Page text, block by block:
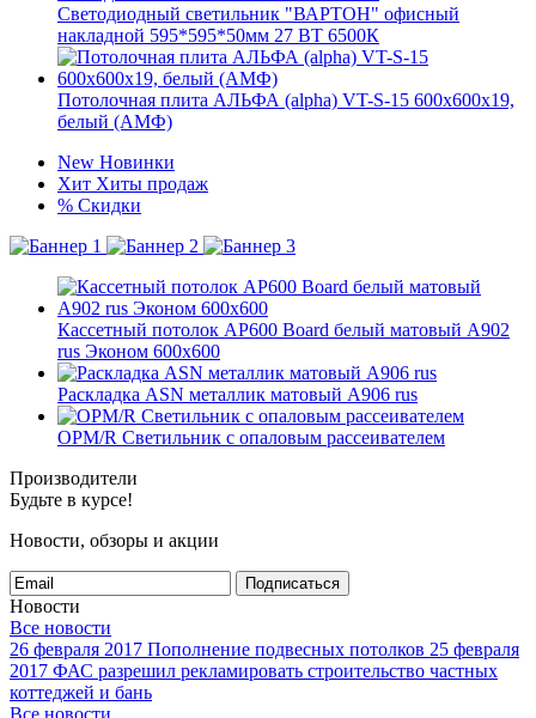
Светодиодный светильник "ВАРТОН" офисный
накладной 595*595*50мм 27 ВТ 6500К
Потолочная плита АЛЬФА (alpha) VT-S-15 600x600x19,
белый (АМФ)
New Новинки
Хит Хиты продаж
% Скидки
Кассетный потолок AP600 Board белый матовый А902
rus Эконом 600x600
Раскладка ASN металлик матовый А906 rus
OPM/R Светильник с опаловым рассеивателем
Производители
Будьте в курсе!
Новости, обзоры и акции
Подписаться
Новости
Все новости
26 февраля 2017 Пополнение подвесных потолков 25 февраля
2017 ФАС разрешил рекламировать строительство частных
коттеджей и бань
Все новости